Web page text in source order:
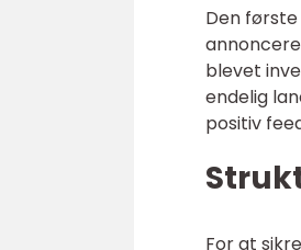
Den første
blevet
endelig
positiv
For at